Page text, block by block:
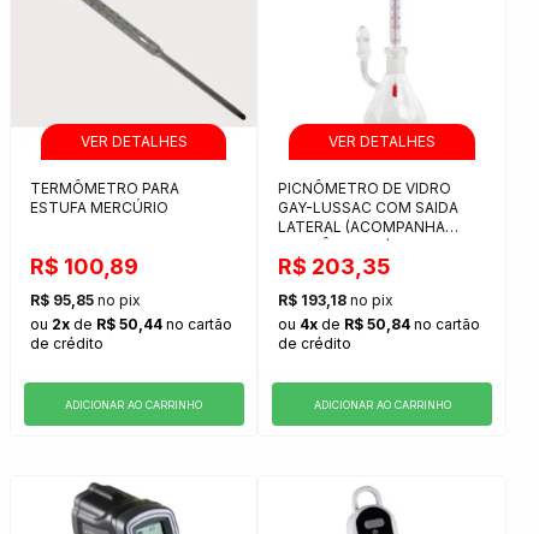
TERMÔMETRO PARA
ESTUFA MERCÚRIO
R$ 100,89
R$ 95,85 no pix
ou 2x de R$ 50,44 no cartão
de crédito
ADICIONAR AO CARRINHO
PICNÔMETRO DE VIDRO
GAY-LUSSAC COM SAIDA
LATERAL (ACOMPANHA
TERMÔMETRO)
R$ 203,35
R$ 193,18 no pix
ou 4x de R$ 50,84 no cartão
de crédito
ADICIONAR AO CARRINHO